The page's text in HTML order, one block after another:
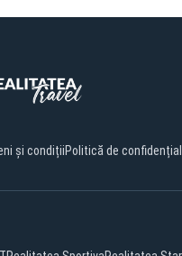
și condițiiPolitică de